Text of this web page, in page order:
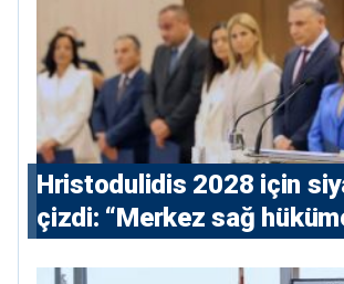
⁠Hristodulidis 2028 için
çizdi: “Merkez sağ